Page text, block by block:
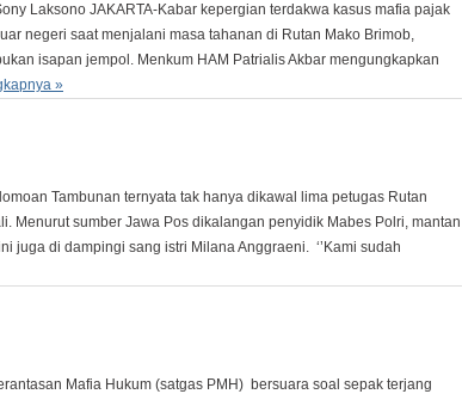
Laksono JAKARTA-Kabar kepergian terdakwa kasus mafia pajak
negeri saat menjalani masa tahanan di Rutan Mako Brimob,
isapan jempol. Menkum HAM Patrialis Akbar mengungkapkan
»
Tambunan ternyata tak hanya dikawal lima petugas Rutan
Menurut sumber Jawa Pos dikalangan penyidik Mabes Polri, mantan
juga di dampingi sang istri Milana Anggraeni. ‘’Kami sudah
Mafia Hukum (satgas PMH) bersuara soal sepak terjang